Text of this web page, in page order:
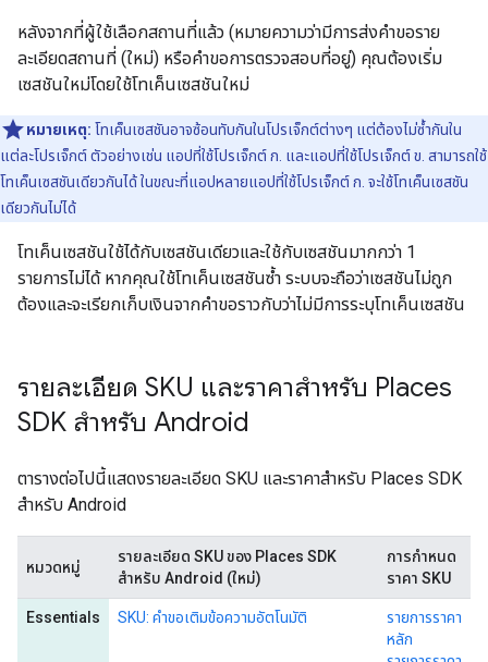
หลังจากที่ผู้ใช้เลือกสถานที่แล้ว (หมายความว่ามีการส่งคำขอราย
ละเอียดสถานที่ (ใหม่) หรือคำขอการตรวจสอบที่อยู่) คุณต้องเริ่ม
เซสชันใหม่โดยใช้โทเค็นเซสชันใหม่
หมายเหตุ: โทเค็นเซสชันอาจซ้อนทับกันในโปรเจ็กต์ต่างๆ แต่ต้องไม่ซ้ำกันใน
แต่ละโปรเจ็กต์ ตัวอย่างเช่น แอปที่ใช้โปรเจ็กต์ ก. และแอปที่ใช้โปรเจ็กต์ ข. สามารถใช้
โทเค็นเซสชันเดียวกันได้ ในขณะที่แอปหลายแอปที่ใช้โปรเจ็กต์ ก. จะใช้โทเค็นเซสชัน
เดียวกันไม่ได้
โทเค็นเซสชันใช้ได้กับเซสชันเดียวและใช้กับเซสชันมากกว่า 1
รายการไม่ได้ หากคุณใช้โทเค็นเซสชันซ้ำ ระบบจะถือว่าเซสชันไม่ถูก
ต้องและจะเรียกเก็บเงินจากคำขอราวกับว่าไม่มีการระบุโทเค็นเซสชัน
รายละเอียด SKU และราคาสำหรับ Places
SDK สำหรับ Android
ตารางต่อไปนี้แสดงรายละเอียด SKU และราคาสำหรับ Places SDK
สำหรับ Android
หมวดหมู่
รายละเอียด SKU ของ Places SDK
สำหรับ Android (ใหม่)
การกำหนด
ราคา SKU
Essentials SKU: คำขอเติมข้อความอัตโนมัติ
รายการราคา
หลัก